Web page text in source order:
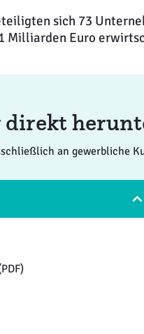
sich 73
Milliarden Euro
direkt
an gewerbliche